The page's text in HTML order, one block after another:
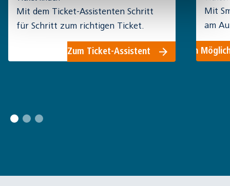
Mit dem Ticket-Assistenten Schritt
für Schritt zum richtigen Ticket.
Zum Ticket-Assistent
Mit
am
Zu den